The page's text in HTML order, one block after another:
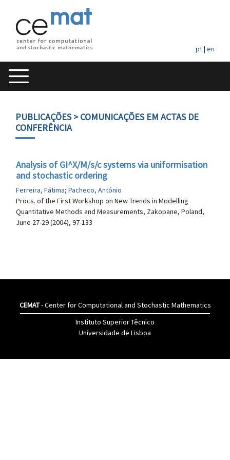
pt| en
PUBLICAÇÕES> COMUNICAÇÕES EM ACTAS DE
CONFERÊNCIA
Analysis of GI^X/M/s/c systems via uniformisation
and stochastic ordering
Ferreira, Fátima; Pacheco, António
Procs. of the First Workshop on New Trends in Modelling
Quantitative Methods and Measurements, Zakopane, Poland,
June 27-29 (2004), 97-133
CEMAT- Center for Computational and Stochastic Mathematics
Instituto Superior Têcnico
Universidade de Lisboa